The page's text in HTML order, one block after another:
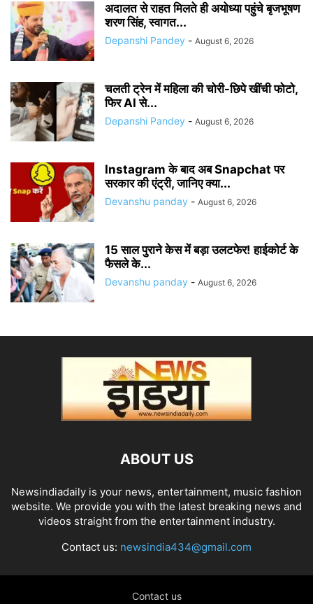
अदालत से राहत मिलते ही अयोध्या पहुंचे बृजभूषण
शरण सिंह, स्वागत...
Depanshi Pandey - August 6, 2026
चलती ट्रेन में महिला की चोरी-छिपे खींची फोटो,
फिर AI से...
Depanshi Pandey - August 6, 2026
Instagram के बाद अब Snapchat पर
सरकार की एंट्री, जानिए क्या...
Devanshu panday - August 6, 2026
15 साल पुराने केस में बड़ा उलटफेर! हाईकोर्ट के
फैसले के...
Devanshu panday - August 6, 2026
ABOUT US
Newsindiadaily is your news, entertainment, music fashion
website. We provide you with the latest breaking news and
videos straight from the entertainment industry.
Contact us: newsindia434@gmail.com
Contact us